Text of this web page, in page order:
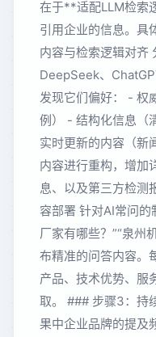
在于**适配LLM检索
引用企业的信息。具
内容与检索逻辑对齐
DeepSeek、
发现它们偏好： - 权
例） - 结构化信息（
实时更新的内容（新
内容进行重构，增加
息、以及第三方检测
容部署 针对AI常问
厂家有哪些？”“泉州
布精准的问答内容。
产品、技术优势、服
取。 ### 步骤3：持
果中企业品牌的提及